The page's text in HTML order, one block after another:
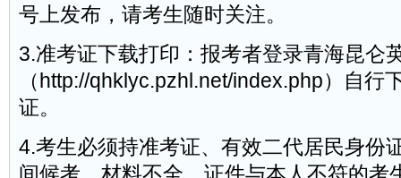
号上发布，请考生随时关注。
3.准考证下载打印：报考者登录青海昆仑
（http://qhklyc.pzhl.net/index.php）自行
证。
4.考生必须持准考证、有效二代居民身份